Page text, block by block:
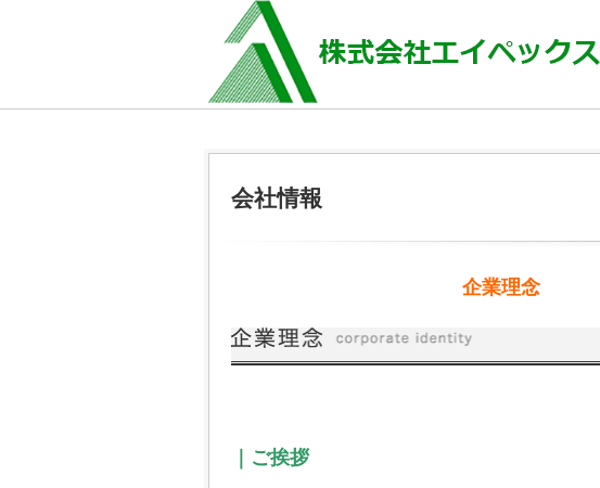
会社情報
企業理念
｜ご挨拶